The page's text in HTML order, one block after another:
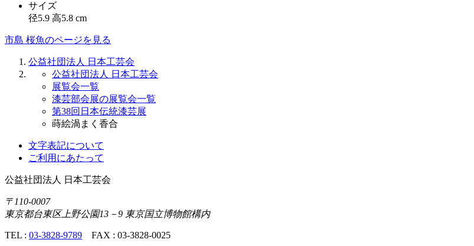
サイズ
径5.9 高5.8 cm
市島 桜魚のページを見る
公益社団法人 日本工芸会
公益社団法人 日本工芸会
展覧会一覧
漆芸部会展の展覧会一覧
第38回日本伝統漆芸展
蒔絵渦まく香合
文字表記について
ご利用にあたって
公益社団法人 日本工芸会
〒110-0007
東京都台東区上野公園13－9 東京国立博物館構内
TEL : 03-3828-9789 FAX : 03-3828-0025